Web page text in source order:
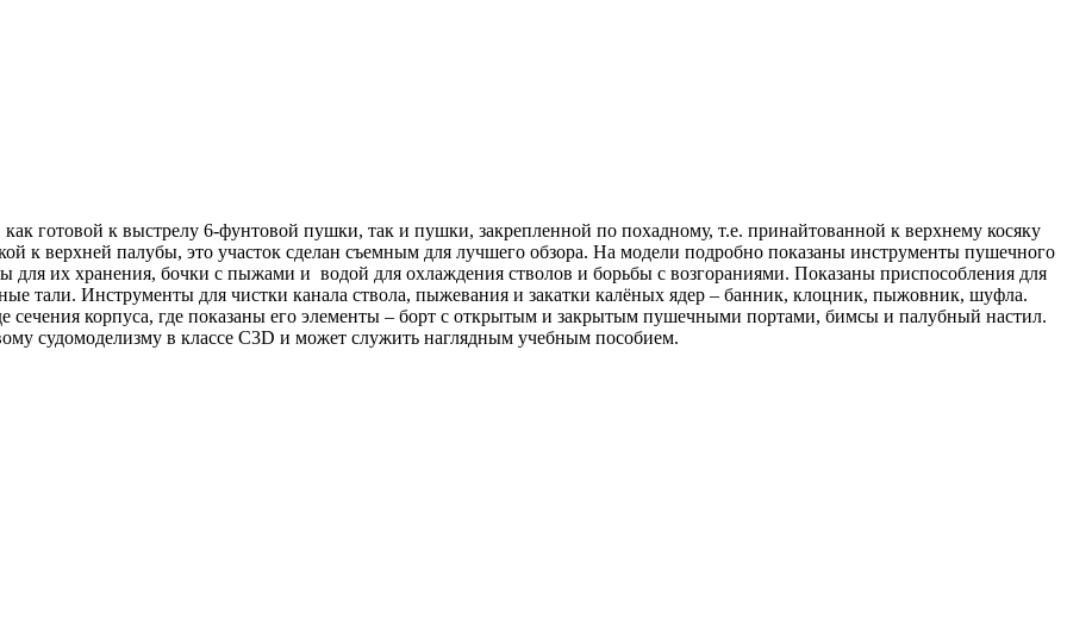
готовой к выстрелу 6-фунтовой пушки, так и пушки, закрепленной по похадному, т.е. принайтованной к верхнему косяку
к верхней палубы, это участок сделан съемным для лучшего обзора. На модели подробно показаны инструменты пушечного
для их хранения, бочки с пыжами и водой для охлаждения стволов и борьбы с возгораниями. Показаны приспособления для
тали. Инструменты для чистки канала ствола, пыжевания и закатки калёных ядер – банник, клоцник, пыжовник, шуфла.
корпуса, где показаны его элементы – борт с открытым и закрытым пушечными портами, бимсы и палубный настил.
судомоделизму в классе С3D и может служить наглядным учебным пособием.